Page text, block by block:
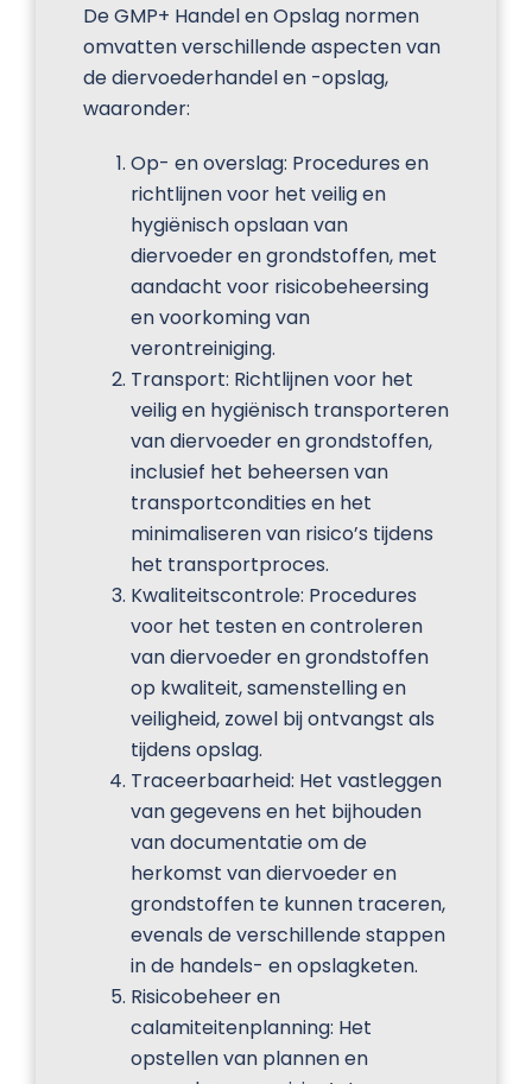
De GMP+ Handel en Opslag normen
omvatten verschillende aspecten van
de diervoederhandel en -opslag,
waaronder:
Op- en overslag: Procedures en
richtlijnen voor het veilig en
hygiënisch opslaan van
diervoeder en grondstoffen, met
aandacht voor risicobeheersing
en voorkoming van
verontreiniging.
Transport: Richtlijnen voor het
veilig en hygiënisch transporteren
van diervoeder en grondstoffen,
inclusief het beheersen van
transportcondities en het
minimaliseren van risico’s tijdens
het transportproces.
Kwaliteitscontrole: Procedures
voor het testen en controleren
van diervoeder en grondstoffen
op kwaliteit, samenstelling en
veiligheid, zowel bij ontvangst als
tijdens opslag.
Traceerbaarheid: Het vastleggen
van gegevens en het bijhouden
van documentatie om de
herkomst van diervoeder en
grondstoffen te kunnen traceren,
evenals de verschillende stappen
in de handels- en opslagketen.
Risicobeheer en
calamiteitenplanning: Het
opstellen van plannen en